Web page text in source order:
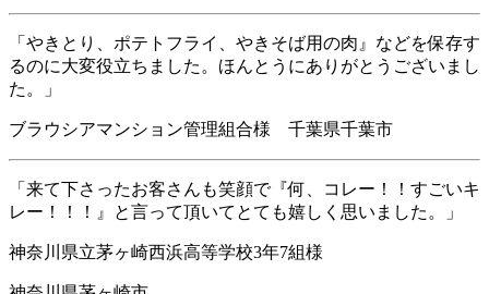
「やきとり、ポテトフライ、やきそば用の肉』などを保存す
るのに大変役立ちました。ほんとうにありがとうございまし
た。」
ブラウシアマンション管理組合様 千葉県千葉市
「来て下さったお客さんも笑顔で『何、コレー！！すごいキ
レー！！！』と言って頂いてとても嬉しく思いました。」
神奈川県立茅ヶ崎西浜高等学校3年7組様